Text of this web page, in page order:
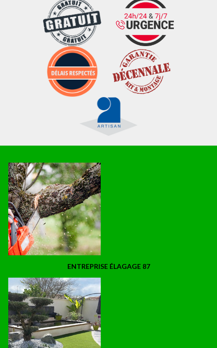
ENTREPRISE ÉLAGAGE 87